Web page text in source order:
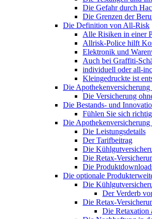
Die Gefahr durch
Die Grenzen der
Die Definition von All-Risk
Alle Risiken in einer
Allrisk-Police hilft
Elektronik und
Auch bei Graffiti-
individuell oder all-
Kleingedruckte ist
Die
Die Versicherung
Die Bestands- und
Fühlen Sie sich
Die
Die Leistungsdetails
Der Tarifbeitrag
Die
Die Retax-
Die
Die optionale
Die
Der Verderb
Die Retax-
Die Retaxation